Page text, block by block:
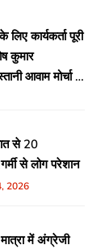
लिए कार्यकर्ता पूरी
कुमार
आवाम मोर्चा के
रोजगार समेत
से 20
से लोग परेशान
2026
में अंग्रेजी